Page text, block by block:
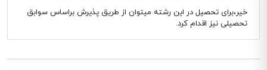
خیر،برای تحصیل در این رشته میتوان از طریق پذیرش براساس سوابق
تحصیلی نیز اقدام کرد.